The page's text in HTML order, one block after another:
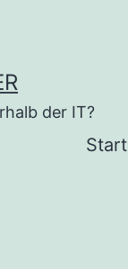
der IT?